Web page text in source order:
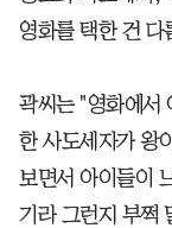
영화를 택한 건 다
곽씨는 "영화에서
한 사도세자가 왕
보면서 아이들이
기라 그런지 부쩍